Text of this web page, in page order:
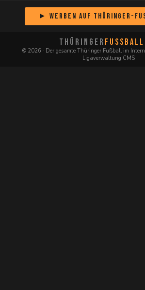
► Werben auf Thüringer-
THÜRINGER FUSSBALL
© 2026 · Der gesamte Thüringer Fußball im
Ligaverwaltung CMS